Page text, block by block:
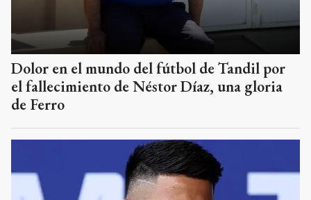
Dolor en el mundo del fútbol de Tandil por
el fallecimiento de Néstor Díaz, una gloria
de Ferro